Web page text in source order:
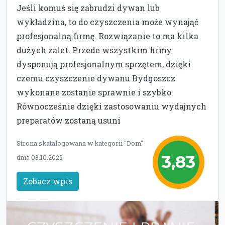
Jeśli komuś się zabrudzi dywan lub
wykładzina, to do czyszczenia może wynająć
profesjonalną firmę. Rozwiązanie to ma kilka
dużych zalet. Przede wszystkim firmy
dysponują profesjonalnym sprzętem, dzięki
czemu czyszczenie dywanu Bydgoszcz
wykonane zostanie sprawnie i szybko.
Równocześnie dzięki zastosowaniu wydajnych
preparatów zostaną usuni
3,83
Strona skatalogowana w kategorii "Dom"
dnia 03.10.2025
Zobacz wpis